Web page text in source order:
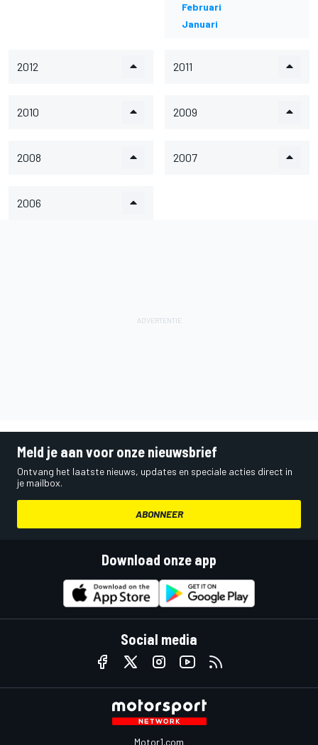
Februari
Januari
2012 2011
2010 2009
2008 2007
2006
Meld je aan voor onze nieuwsbrief
Ontvang het laatste nieuws, updates en speciale acties direct in
je mailbox.
ABONNEER
Download onze app
Social media
Motor1.com